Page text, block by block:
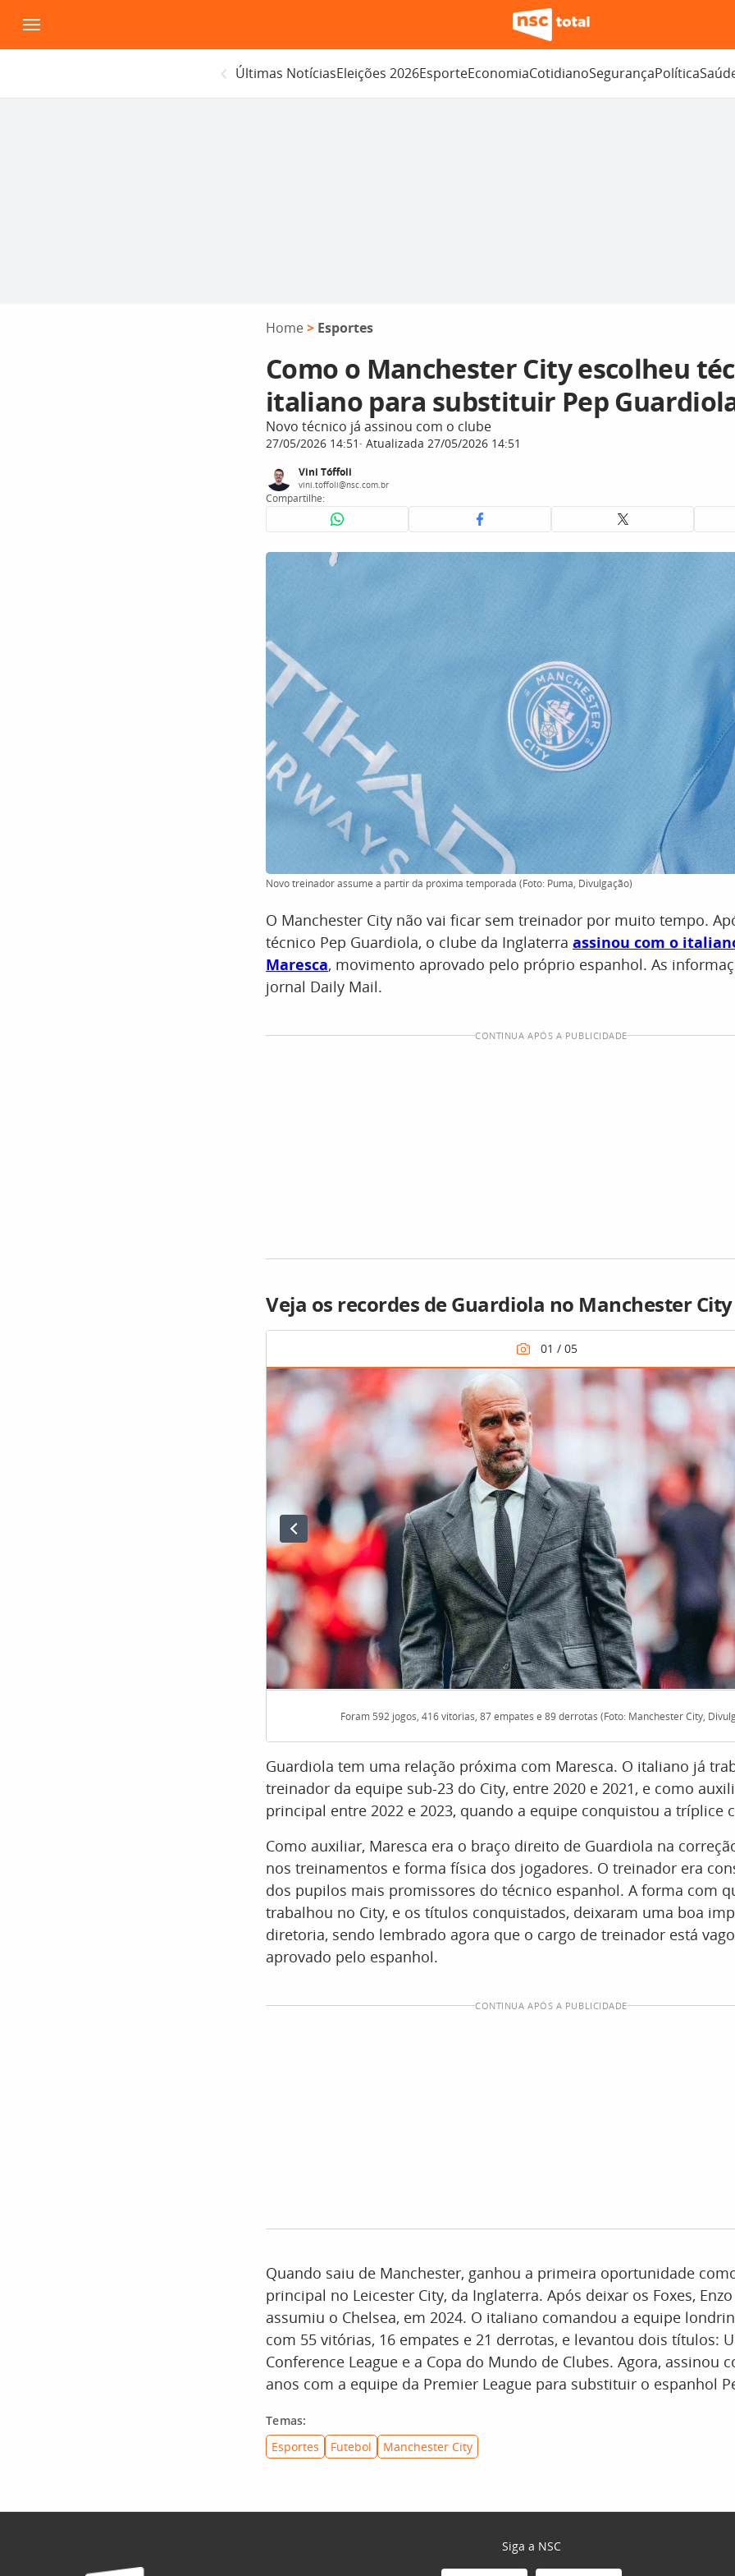
para
o
Últimas NotíciasEleições 2026EsporteEconomiaCotidianoSegurançaPolítica
Home > Esportes
Como o Manchester City escolheu
italiano para substituir Pep
Novo técnico já assinou com o clube
27/05/2026 14:51 Atualizada 27/05/2026 14:51
Vini Tóffoli
vini.toffoli@nsc.com.br
Compartilhe:
Novo treinador assume a partir da próxima temporada (Foto: Puma, Divulgação)
O Manchester City não vai ficar sem treinador por muito tempo.
técnico Pep Guardiola, o clube da Inglaterra assinou com o
Maresca, movimento aprovado pelo próprio espanhol. As
jornal Daily Mail.
CONTINUA APÓS A PUBLICIDADE
Veja os recordes de Guardiola no Manchester City
Foram 592 jogos, 416 vitórias, 87 empates e 89 derrotas (Foto: Manchester City,
Guardiola tem uma relação próxima com Maresca. O italiano já
treinador da equipe sub-23 do City, entre 2020 e 2021, e como
principal entre 2022 e 2023, quando a equipe conquistou a tríplice
Como auxiliar, Maresca era o braço direito de Guardiola na
nos treinamentos e forma física dos jogadores. O treinador era
dos pupilos mais promissores do técnico espanhol. A forma com
trabalhou no City, e os títulos conquistados, deixaram uma boa
diretoria, sendo lembrado agora que o cargo de treinador está
aprovado pelo espanhol.
CONTINUA APÓS A PUBLICIDADE
Quando saiu de Manchester, ganhou a primeira oportunidade
principal no Leicester City, da Inglaterra. Após deixar os Foxes,
assumiu o Chelsea, em 2024. O italiano comandou a equipe
com 55 vitórias, 16 empates e 21 derrotas, e levantou dois títulos:
Conference League e a Copa do Mundo de Clubes. Agora, assinou
anos com a equipe da Premier League para substituir o espanhol
Temas:
Esportes
Futebol Manchester City
Siga a NSC